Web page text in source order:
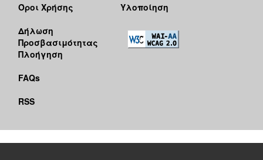
Όροι Χρήσης
Δήλωση
Προσβασιμότητας
Πλοήγηση
FAQs
RSS
Υλοποίηση